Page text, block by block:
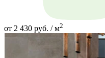
от 2 430 руб. / м2